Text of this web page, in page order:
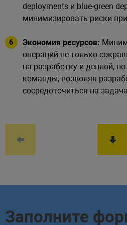
deployments и blue-green
минимизировать риски
Экономия ресурсов:
операций не только
на разработку и деплой,
команды, позволяя
сосредоточиться на
Заполните